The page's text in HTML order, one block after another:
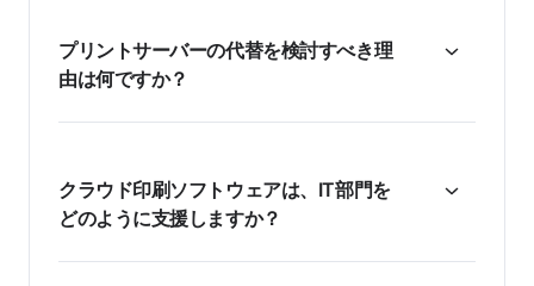
プリントサーバーの代替を検討すべき理
由は何ですか？
クラウド印刷ソフトウェアは、IT部門を
どのように支援しますか？